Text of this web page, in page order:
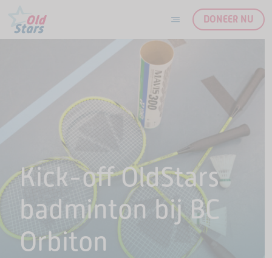
DONEER NU
Kick-off OldStars
badminton bij BC
Orbiton